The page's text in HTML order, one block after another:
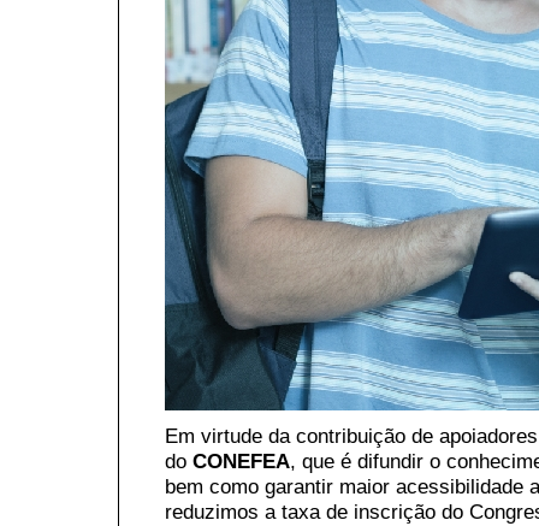
Em virtude da contribuição de
do CONEFEA, que é difundir o
bem como garantir maior acessibilidade
reduzimos a taxa de inscrição do